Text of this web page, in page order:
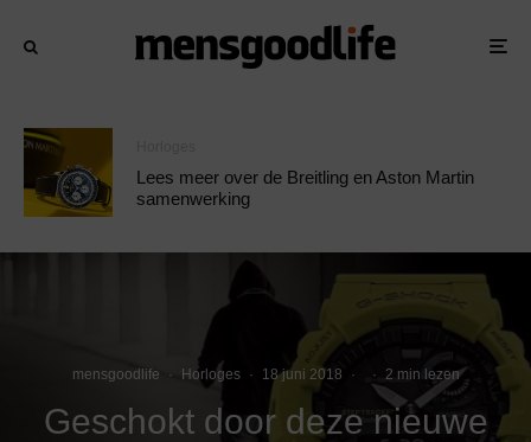
Lees meer over de Breitling en Aston Martin
samenwerking
mensgoodlife · Horloges · 18 juni 2018 · · 2 min lezen
Geschokt door deze nieuwe